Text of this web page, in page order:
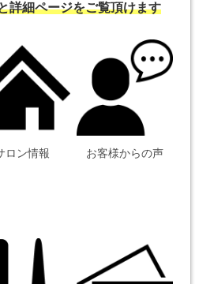
詳細ページをご覧頂けます
ロン情報 お客様からの声